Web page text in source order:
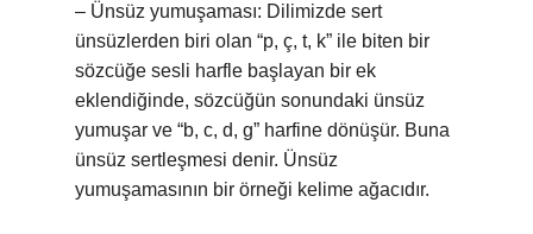
– Ünsüz yumuşaması: Dilimizde sert
ünsüzlerden biri olan “p, ç, t, k” ile biten bir
sözcüğe sesli harfle başlayan bir ek
eklendiğinde, sözcüğün sonundaki ünsüz
yumuşar ve “b, c, d, g” harfine dönüşür. Buna
ünsüz sertleşmesi denir. Ünsüz
yumuşamasının bir örneği kelime ağacıdır.